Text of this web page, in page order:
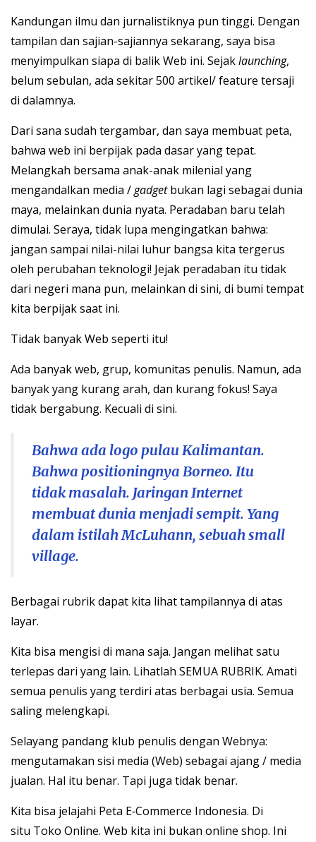
Kandungan ilmu dan jurnalistiknya pun tinggi. Dengan
tampilan dan sajian-sajiannya sekarang, saya bisa
menyimpulkan siapa di balik Web ini. Sejaklaunching,
belum sebulan, ada sekitar 500 artikel/ feature tersaji
di dalamnya.
Dari sana sudah tergambar, dan saya membuat peta,
bahwa web ini berpijak pada dasar yang tepat.
Melangkah bersama anak-anak milenial yang
mengandalkan media /gadgetbukan lagi sebagai dunia
maya, melainkan dunia nyata. Peradaban baru telah
dimulai. Seraya, tidak lupa mengingatkan bahwa:
jangan sampai nilai-nilai luhur bangsa kita tergerus
oleh perubahan teknologi! Jejak peradaban itu tidak
dari negeri mana pun, melainkan di sini, di bumi tempat
kita berpijak saat ini.
Tidak banyak Web seperti itu!
Ada banyak web, grup, komunitas penulis. Namun, ada
banyak yang kurang arah, dan kurang fokus! Saya
tidak bergabung. Kecuali di sini.
Bahwa ada logo pulau Kalimantan.
Bahwa positioningnya Borneo. Itu
tidak masalah. Jaringan Internet
membuat dunia menjadi sempit. Yang
dalam istilah McLuhann, sebuah small
village.
Berbagai rubrik dapat kita lihat tampilannya di atas
layar.
Kita bisa mengisi di mana saja. Jangan melihat satu
terlepas dari yang lain. Lihatlah SEMUA RUBRIK. Amati
semua penulis yang terdiri atas berbagai usia. Semua
saling melengkapi.
Selayang pandang klub penulis dengan Webnya:
mengutamakan sisi media (Web) sebagai ajang / media
jualan. Hal itu benar. Tapi juga tidak benar.
Kita bisa jelajahi Peta E‑Commerce Indonesia. Di
situ Toko Online. Web kita ini bukan online shop. Ini